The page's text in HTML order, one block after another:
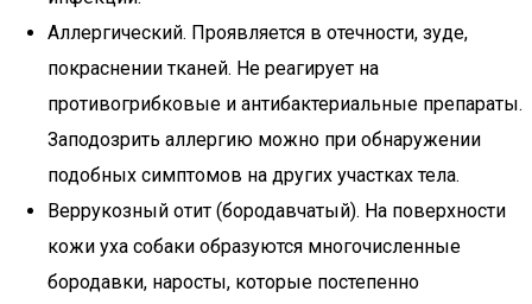
Аллергический. Проявляется в отечности, зуде,
покраснении тканей. Не реагирует на
противогрибковые и антибактериальные препараты.
Заподозрить аллергию можно при обнаружении
подобных симптомов на других участках тела.
Веррукозный отит (бородавчатый). На поверхности
кожи уха собаки образуются многочисленные
бородавки, наросты, которые постепенно